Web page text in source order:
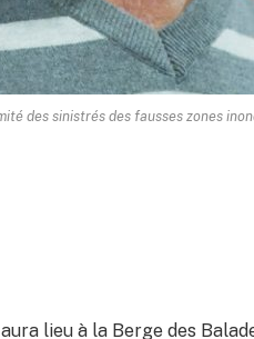
des sinistrés des fausses zones
lieu à la Berge des